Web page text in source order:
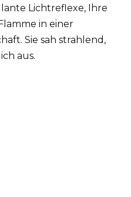
Lichtreflexe, Ihre
in einer
Sie sah strahlend,
aus.